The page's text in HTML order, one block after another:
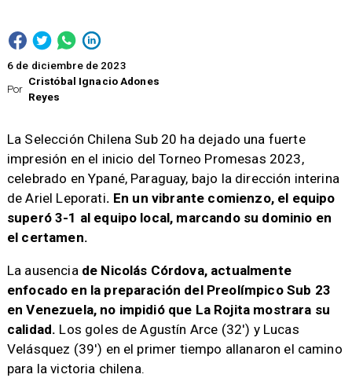
Por
Cristóbal Ignacio Adones
Reyes
6 de diciembre de 2023
La Selección Chilena Sub 20 ha dejado una fuerte
impresión en el inicio del Torneo Promesas 2023,
celebrado en Ypané, Paraguay, bajo la dirección interina
de Ariel Leporati. En un vibrante comienzo, el equipo
superó 3-1 al equipo local, marcando su dominio en
el certamen.
La ausencia de Nicolás Córdova, actualmente
enfocado en la preparación del Preolímpico Sub 23
en Venezuela, no impidió que La Rojita mostrara su
calidad. Los goles de Agustín Arce (32′) y Lucas
Velásquez (39′) en el primer tiempo allanaron el camino
para la victoria chilena.